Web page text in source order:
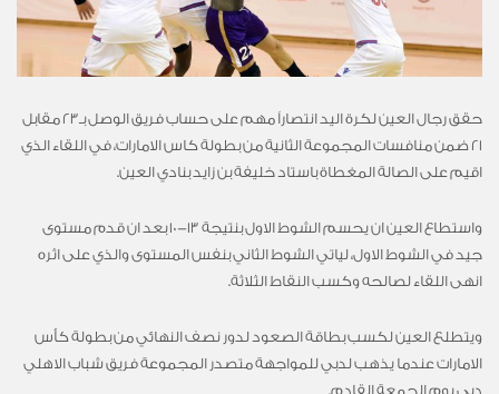
حقق رجال العين لكرة اليد انتصاراً مهم على حساب فريق الوصل بـ23 مقابل
21 ضمن منافسات المجموعة الثانية من بطولة كاس الامارات، في اللقاء الذي
اقيم على الصالة المغطاة باستاد خليفة بن زايد بنادي العين.
واستطاع العين ان يحسم الشوط الاول بنتيجة 13-10 بعد ان قدم مستوى
جيد في الشوط الاول، لياتي الشوط الثاني بنفس المستوى والذي على اثره
انهى اللقاء لصالحه وكسب النقاط الثلاثة.
ويتطلع العين لكسب بطاقة الصعود لدور نصف النهائي من بطولة كأس
الامارات عندما يذهب لدبي للمواجهة متصدر المجموعة فريق شباب الاهلي
دبي يوم الجمعة القادم.